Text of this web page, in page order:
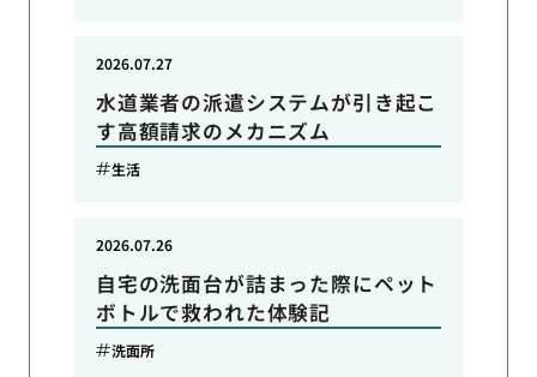
水道業者の派遣システムが引き起こ
す高額請求のメカニズム
2026.07.27
生活
自宅の洗面台が詰まった際にペット
ボトルで救われた体験記
2026.07.26
洗面所